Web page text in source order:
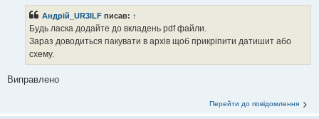
Андрій_UR3ILF писав: ↑
Будь ласка додайте до вкладень pdf файли.
Зараз доводиться пакувати в архiв щоб прикрiпити датишит або
схему.
Виправлено
Перейти до повідомлення